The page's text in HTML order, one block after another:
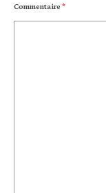
Commentaire *